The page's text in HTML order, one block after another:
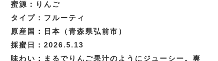
蜜源：りんご
タイプ：フルーティ
原産国：日本（青森県弘前市）
採蜜日：2026.5.13
味わい：まるでりんご果汁のようにジューシー。爽